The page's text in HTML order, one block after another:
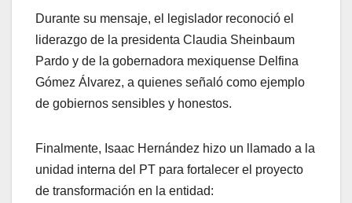
Durante su mensaje, el legislador reconoció el
liderazgo de la presidenta Claudia Sheinbaum
Pardo y de la gobernadora mexiquense Delfina
Gómez Álvarez, a quienes señaló como ejemplo
de gobiernos sensibles y honestos.
Finalmente, Isaac Hernández hizo un llamado a la
unidad interna del PT para fortalecer el proyecto
de transformación en la entidad: